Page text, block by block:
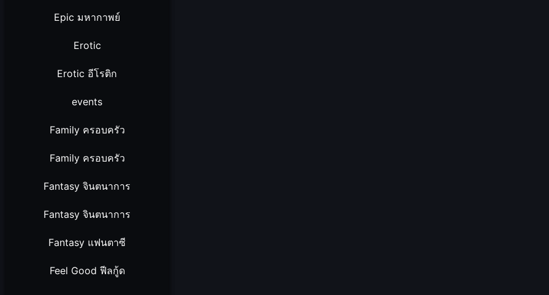
Epic มหากาพย์
Erotic
Erotic อีโรติก
events
Family ครอบครัว
Family ครอบครัว
Fantasy จินตนาการ
Fantasy จินตนาการ
Fantasy แฟนตาซี
Feel Good ฟีลกู้ด